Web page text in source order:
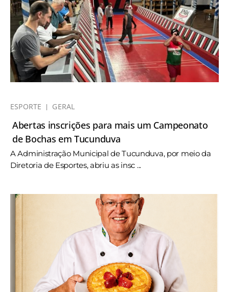
ESPORTE GERAL
Abertas inscrições para mais um Campeonato
de Bochas em Tucunduva
A Administração Municipal de Tucunduva, por meio da
Diretoria de Esportes, abriu as insc ...